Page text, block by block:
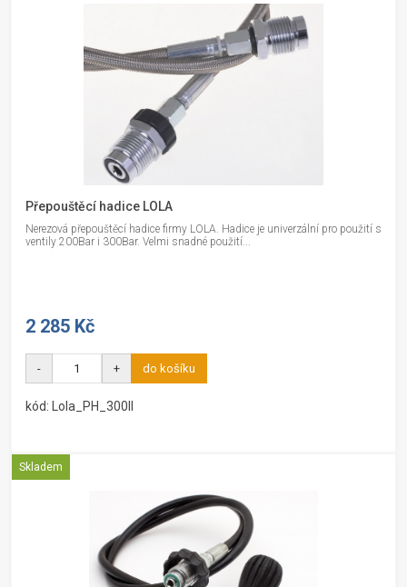
Přepouštěcí hadice LOLA
Nerezová přepouštěcí hadice firmy LOLA. Hadice je univerzální pro použití s
ventily 200Bar i 300Bar. Velmi snadné použití...
2 285 Kč
- + do košíku
kód: Lola_PH_300II
Skladem